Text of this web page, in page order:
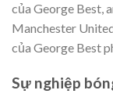
của George Best,
Manchester
của George Best
Sự nghiệp